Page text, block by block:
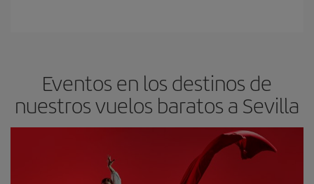
Eventos en los destinos de
nuestros vuelos baratos a Sevilla